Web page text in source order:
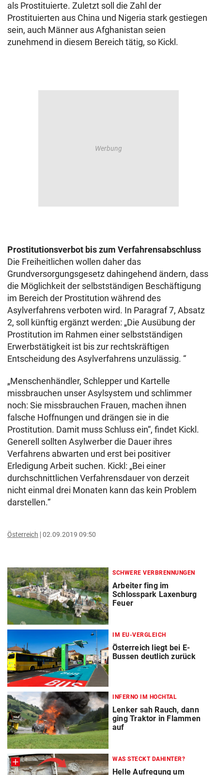
als Prostituierte. Zuletzt soll die Zahl der
Prostituierten aus China und Nigeria stark gestiegen
sein, auch Männer aus Afghanistan seien
zunehmend in diesem Bereich tätig, so Kickl.
Prostitutionsverbot bis zum Verfahrensabschluss
Die Freiheitlichen wollen daher das
Grundversorgungsgesetz dahingehend ändern, dass
die Möglichkeit der selbstständigen Beschäftigung
im Bereich der Prostitution während des
Asylverfahrens verboten wird. In Paragraf 7, Absatz
2, soll künftig ergänzt werden: „Die Ausübung der
Prostitution im Rahmen einer selbstständigen
Erwerbstätigkeit ist bis zur rechtskräftigen
Entscheidung des Asylverfahrens unzulässig. “
„Menschenhändler, Schlepper und Kartelle
missbrauchen unser Asylsystem und schlimmer
noch: Sie missbrauchen Frauen, machen ihnen
falsche Hoffnungen und drängen sie in die
Prostitution. Damit muss Schluss ein“, findet Kickl.
Generell sollten Asylwerber die Dauer ihres
Verfahrens abwarten und erst bei positiver
Erledigung Arbeit suchen. Kickl: „Bei einer
durchschnittlichen Verfahrensdauer von derzeit
nicht einmal drei Monaten kann das kein Problem
darstellen.“
Österreich 02.09.2019 09:50
SCHWERE VERBRENNUNGEN
Arbeiter fing im
Schlosspark Laxenburg
Feuer
IM EU-VERGLEICH
Österreich liegt bei E-
Bussen deutlich zurück
INFERNO IM HOCHTAL
Lenker sah Rauch, dann
ging Traktor in Flammen
auf
WAS STECKT DAHINTER?
Helle Aufregung um